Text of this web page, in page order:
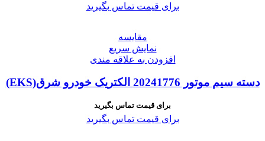
برای قیمت تماس بگیرید
مقايسه
نمایش سریع
افزودن به علاقه مندی
دسته سیم موتور 20241776 الکتریک خودرو شرق(EKS)
برای قیمت تماس بگیرید
برای قیمت تماس بگیرید